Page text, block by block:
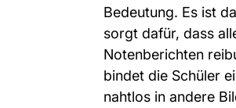
Bedeutung. Es ist
sorgt dafür, dass
Notenberichten
bindet die Schüler
nahtlos in andere